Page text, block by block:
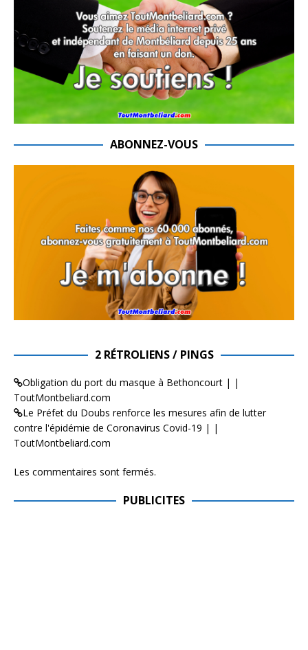
ABONNEZ-VOUS
2 RÉTROLIENS / PINGS
Obligation du port du masque à Bethoncourt | |
ToutMontbeliard.com
Le Préfet du Doubs renforce les mesures afin de lutter
contre l'épidémie de Coronavirus Covid-19 | |
ToutMontbeliard.com
Les commentaires sont fermés.
PUBLICITES